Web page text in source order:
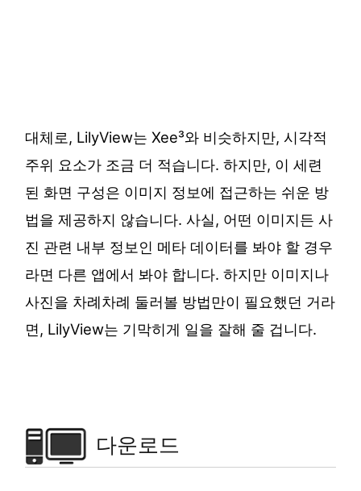
대체로, LilyView는 Xee³와 비슷하지만, 시각적
주위 요소가 조금 더 적습니다. 하지만, 이 세련
된 화면 구성은 이미지 정보에 접근하는 쉬운 방
법을 제공하지 않습니다. 사실, 어떤 이미지든 사
진 관련 내부 정보인 메타 데이터를 봐야 할 경우
라면 다른 앱에서 봐야 합니다. 하지만 이미지나
사진을 차례차례 둘러볼 방법만이 필요했던 거라
면, LilyView는 기막히게 일을 잘해 줄 겁니다.
다운로드